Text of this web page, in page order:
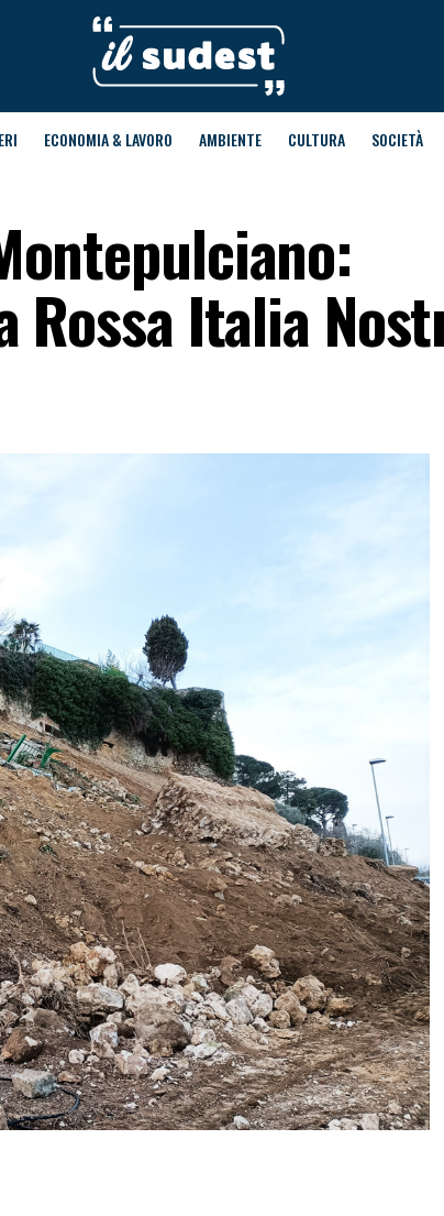
ECONOMIA & LAVORO AMBIENTE CULTURA SOCIETÀ
Rossa Italia